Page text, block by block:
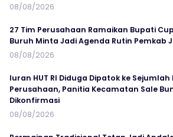
08/08/2026
27 Tim Perusahaan Ramaikan Bupati
Buruh Minta Jadi Agenda Rutin Pemkab
08/08/2026
Iuran HUT RI Diduga Dipatok ke
Perusahaan, Panitia Kecamatan Sale
Dikonfirmasi
08/08/2026